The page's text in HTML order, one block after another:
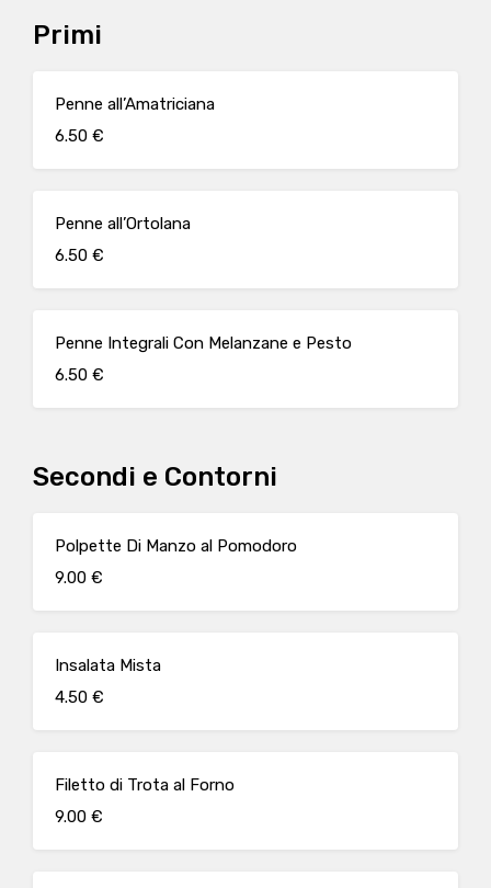
Primi
Penne all’Amatriciana
6.50 €
Penne all’Ortolana
6.50 €
Penne Integrali Con Melanzane e Pesto
6.50 €
Secondi e Contorni
Polpette Di Manzo al Pomodoro
9.00 €
Insalata Mista
4.50 €
Filetto di Trota al Forno
9.00 €